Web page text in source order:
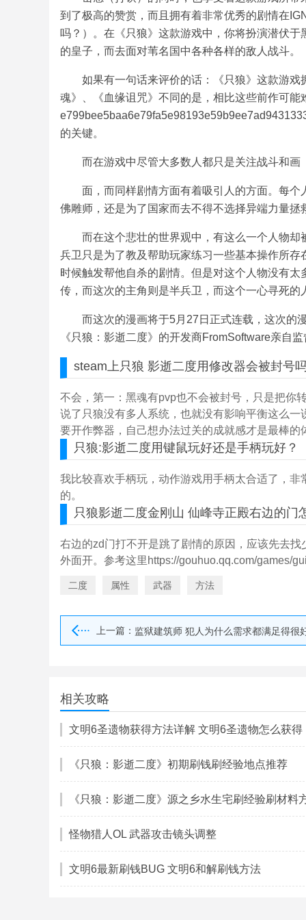
到了极高的赞赏，而且拥有着非常优秀的剧情在
吗？）。在《只狼》这款游戏中，你将扮演潜伏
的皇子，而去面对苇名国中各种各样的敌人战斗。
如果有一句话来评价的话：《只狼》这款游
魂》、《血缘诅咒》不同的是，相比这些前作可
的关键。
而在游戏中尽管大多数人都只是关注战斗和画
面，而同样剧情方面有着吸引人的方面。每
佛雕师，还是为了国家而去不得不选择异端力量拯
而在这个悲壮的世界观中，有这么一个人物
兵卫只是为了教及帮助玩家练习一些基本操作所
时候触发帮他自杀的剧情。但是对这个人物没有
传，而这次的主角则是半兵卫，而这个一心寻死的
而这次的漫画将于5月27日正式连载，这次的
《只狼：影逝二度》的开发商FromSoftware亲自
steam上只狼 影逝二度用修改器会被封号
不会，第一：黑魂有pvp也不会被封号，只是把你
说了只狼没有多人系统，也就没有影响平衡这么
要开作弊器，自己想办法过关的成就感才是最棒的
只狼:影逝二度用键鼠玩好还是手柄玩好？
我比较喜欢手柄玩，动作游戏用手柄太合适了，
的。
只狼影逝二度金刚山 仙峰寺正殿右边的门
右边的zd门打不开是跳了剧情的原因，应该先去
外面开。参考这里https://gouhuo.qq.com/games/
二度 属性 武器 方法
上一篇： 监狱建筑师 犯人为什么需求都满足得很
相关攻略
文明6圣遗物获得方法详解 文明6圣遗物怎么获得
《只狼：影逝二度》初期刷钱刷经验地点推荐
怪物猎人OL 武器攻击镜头调整
文明6最新刷钱BUG 文明6和解刷钱方法